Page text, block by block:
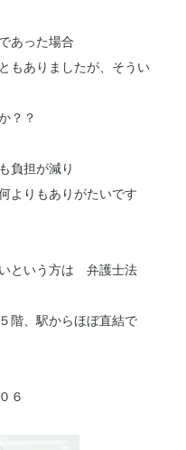
あった場合
もありましたが、そうい
？？
負担が減り
よりもありがたいです
という方は 弁護士法
階、駅からほぼ直結で
６